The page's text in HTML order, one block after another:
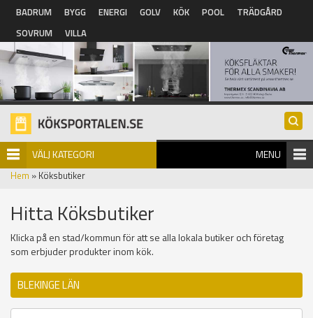
Hoppa till huvudinnehåll
BADRUM BYGG ENERGI GOLV KÖK POOL
TRÄDGÅRD
SOVRUM
VILLA
VÄLJ KATEGORI MENU
Hem » Köksbutiker
Hitta Köksbutiker
Klicka på en stad/kommun för att se alla lokala butiker och företag
som erbjuder produkter inom kök.
BLEKINGE LÄN